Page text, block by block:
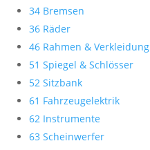
34 Bremsen
36 Räder
46 Rahmen & Verkleidung
51 Spiegel & Schlösser
52 Sitzbank
61 Fahrzeugelektrik
62 Instrumente
63 Scheinwerfer